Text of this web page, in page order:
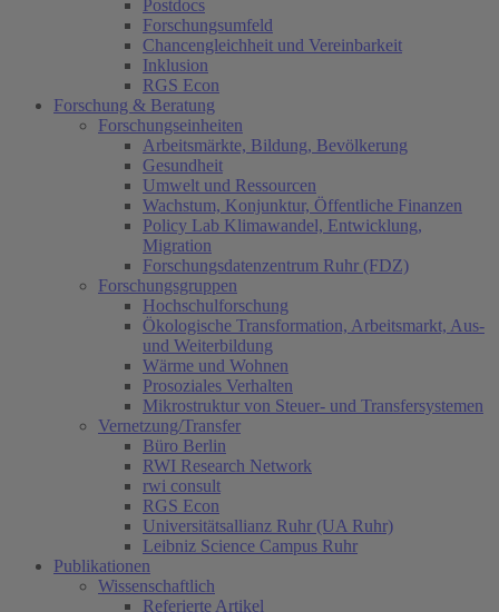
Postdocs
Forschungsumfeld
Chancengleichheit und Vereinbarkeit
Inklusion
RGS Econ
Forschung & Beratung
Forschungseinheiten
Arbeitsmärkte, Bildung, Bevölkerung
Gesundheit
Umwelt und Ressourcen
Wachstum, Konjunktur, Öffentliche Finanzen
Policy Lab Klimawandel, Entwicklung,
Migration
Forschungsdatenzentrum Ruhr (FDZ)
Forschungsgruppen
Hochschulforschung
Ökologische Transformation, Arbeitsmarkt, Aus-
und Weiterbildung
Wärme und Wohnen
Prosoziales Verhalten
Mikrostruktur von Steuer- und Transfersystemen
Vernetzung/Transfer
Büro Berlin
RWI Research Network
rwi consult
RGS Econ
Universitätsallianz Ruhr (UA Ruhr)
Leibniz Science Campus Ruhr
Publikationen
Wissenschaftlich
Referierte Artikel